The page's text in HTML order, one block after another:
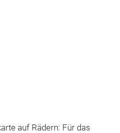
auf Rädern: Für das